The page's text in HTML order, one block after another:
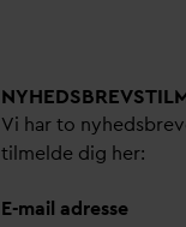
Vi har to
tilmelde dig her:
E-mail adresse